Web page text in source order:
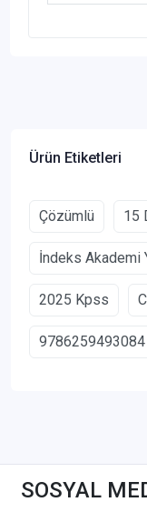
Ürün Etiketleri
Çözümlü 15
İndeks Akademi
2025 Kpss
9786259493084
SOSYAL